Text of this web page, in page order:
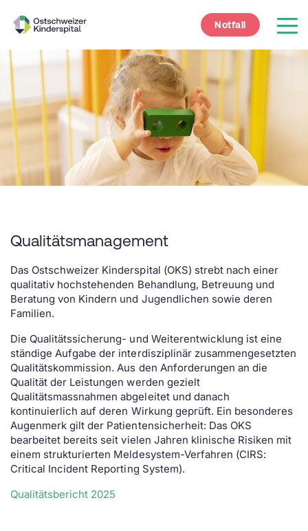
Qualitätsmanagement
Das Ostschweizer Kinderspital (OKS) strebt nach einer
qualitativ hochstehenden Behandlung, Betreuung und
Beratung von Kindern und Jugendlichen sowie deren
Familien.
Die Qualitätssicherung- und Weiterentwicklung ist eine
ständige Aufgabe der interdisziplinär zusammengesetzten
Qualitätskommission. Aus den Anforderungen an die
Qualität der Leistungen werden gezielt
Qualitätsmassnahmen abgeleitet und danach
kontinuierlich auf deren Wirkung geprüft. Ein besonderes
Augenmerk gilt der Patientensicherheit: Das OKS
bearbeitet bereits seit vielen Jahren klinische Risiken mit
einem strukturierten Meldesystem-Verfahren (CIRS:
Critical Incident Reporting System).
Qualitätsbericht 2025
Notfall